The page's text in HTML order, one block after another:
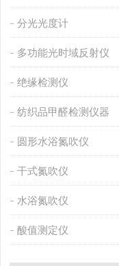
分光光度计
多功能光时域反射仪
绝缘检测仪
纺织品甲醛检测仪器
圆形水浴氮吹仪
干式氮吹仪
水浴氮吹仪
酸值测定仪